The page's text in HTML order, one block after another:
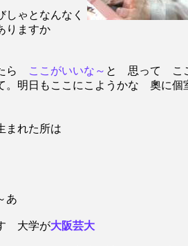
ゃとなんなく
りますか
ら ここがいいな～ と 思って こ
。明日もここにこようかな 奧に個
まれた所は
あ
大学が大阪芸大